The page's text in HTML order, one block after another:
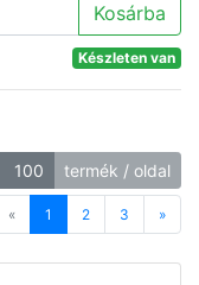
Kosárba
Készleten van
100 termék / oldal
« Previous
1 2 3 »